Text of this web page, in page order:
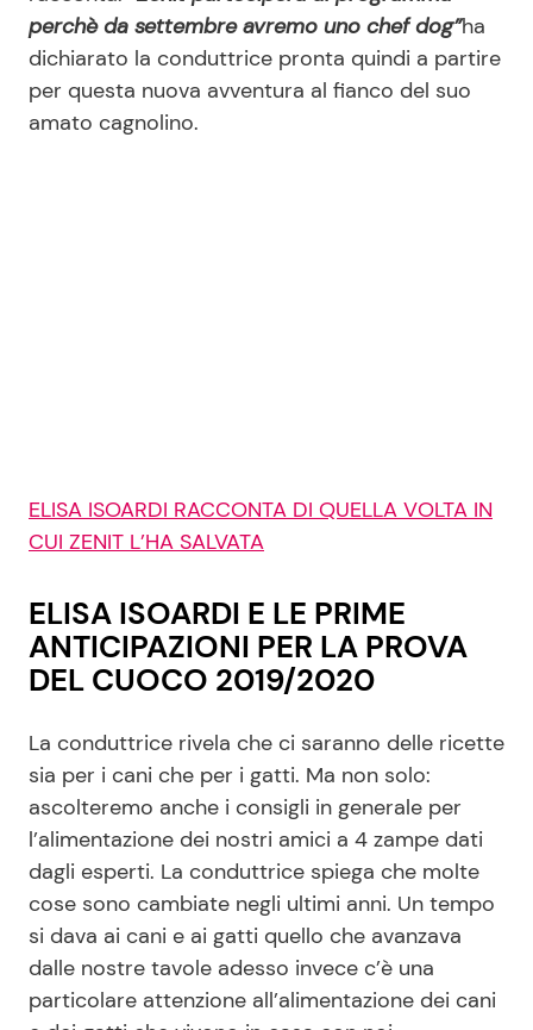
perchè da settembre avremo uno chef dog”ha
dichiarato la conduttrice pronta quindi a partire
per questa nuova avventura al fianco del suo
amato cagnolino.
ELISA ISOARDI RACCONTA DI QUELLA VOLTA IN
CUI ZENIT L’HA SALVATA
ELISA ISOARDI E LE PRIME
ANTICIPAZIONI PER LA PROVA
DEL CUOCO 2019/2020
La conduttrice rivela che ci saranno delle ricette
sia per i cani che per i gatti. Ma non solo:
ascolteremo anche i consigli in generale per
l’alimentazione dei nostri amici a 4 zampe dati
dagli esperti. La conduttrice spiega che molte
cose sono cambiate negli ultimi anni. Un tempo
si dava ai cani e ai gatti quello che avanzava
dalle nostre tavole adesso invece c’è una
particolare attenzione all’alimentazione dei cani